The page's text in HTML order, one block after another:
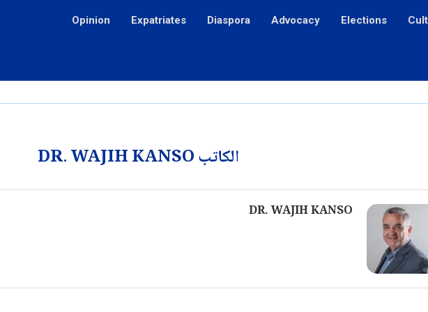
Elections
Advocacy
Diaspora
Expatriates
Opinion
الكاتبDR. WAJIH KANSO
DR. WAJIH KANSO